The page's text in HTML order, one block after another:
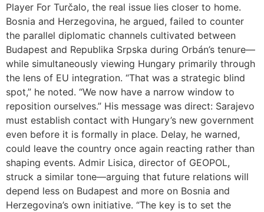
Player For Turčalo, the real issue lies closer to home.
Bosnia and Herzegovina, he argued, failed to counter
the parallel diplomatic channels cultivated between
Budapest and Republika Srpska during Orbán’s tenure—
while simultaneously viewing Hungary primarily through
the lens of EU integration. “That was a strategic blind
spot,” he noted. “We now have a narrow window to
reposition ourselves.” His message was direct: Sarajevo
must establish contact with Hungary’s new government
even before it is formally in place. Delay, he warned,
could leave the country once again reacting rather than
shaping events. Admir Lisica, director of GEOPOL,
struck a similar tone—arguing that future relations will
depend less on Budapest and more on Bosnia and
Herzegovina’s own initiative. “The key is to set the